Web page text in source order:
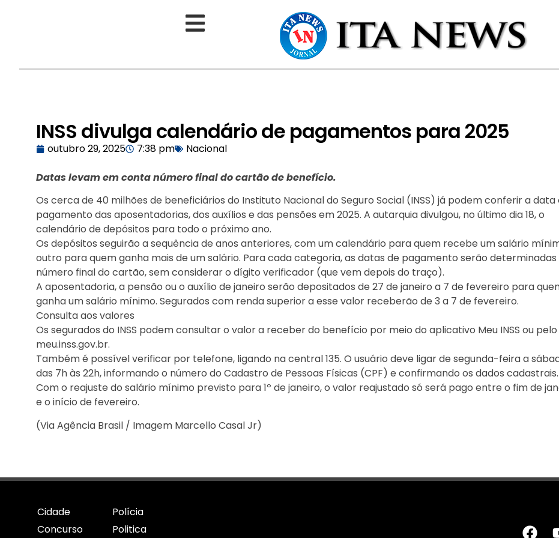
INSS divulga calendário de pagamentos para 2025
outubro 29, 2025 7:38 pm Nacional
Datas levam em conta número final do cartão de benefício.
Os cerca de 40 milhões de beneficiários do Instituto Nacional do Seguro Social (INSS) já podem conferir a data
pagamento das aposentadorias, dos auxílios e das pensões em 2025. A autarquia divulgou, no último dia 18, o
calendário de depósitos para todo o próximo ano.
Os depósitos seguirão a sequência de anos anteriores, com um calendário para quem recebe um salário
outro para quem ganha mais de um salário. Para cada categoria, as datas de pagamento serão determinadas
número final do cartão, sem considerar o dígito verificador (que vem depois do traço).
A aposentadoria, a pensão ou o auxílio de janeiro serão depositados de 27 de janeiro a 7 de fevereiro para
ganha um salário mínimo. Segurados com renda superior a esse valor receberão de 3 a 7 de fevereiro.
Consulta aos valores
Os segurados do INSS podem consultar o valor a receber do benefício por meio do aplicativo Meu INSS ou
meu.inss.gov.br.
Também é possível verificar por telefone, ligando na central 135. O usuário deve ligar de segunda-feira a
das 7h às 22h, informando o número do Cadastro de Pessoas Físicas (CPF) e confirmando os dados cadastrais.
Com o reajuste do salário mínimo previsto para 1º de janeiro, o valor reajustado só será pago entre o fim de
e o início de fevereiro.
(Via Agência Brasil / Imagem Marcello Casal Jr)
Cidade
Concurso
Polícia
Politica